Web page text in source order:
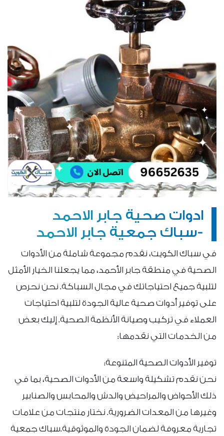
ادوات صحية جابر الاحمد
-سباك جمعية جابر الاحمد
في سباك الكويت، نقدم مجموعة شاملة من الأدوات
الصحية في منطقة جابر الأحمد، مما يجعلنا الخيار الأمثل
لتلبية جميع احتياجاتك في مجال السباكة. نحن نحرص
على توفير أدوات صحية عالية الجودة لتلبية احتياجات
العملاء في تركيب وصيانة الأنظمة الصحية. إليك بعض
من الخدمات التي نقدمها:
توفير الأدوات الصحية المتنوعة:
نحن نقدم تشكيلة واسعة من الأدوات الصحية، بما في
ذلك الأحواض والمراحيض والدش والمحابس والصنابير
وغيرها من المعدات الضرورية. نختار منتجات من علامات
تجارية معروفة لضمان الجودة والموثوقية.سباك جمعية